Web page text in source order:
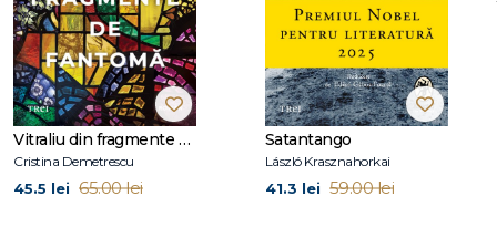
Vitraliu din fragmente de fantomă
Cristina Demetrescu
45.5 lei 65.00 lei
Satantango
László Krasznahorkai
41.3 lei 59.00 lei